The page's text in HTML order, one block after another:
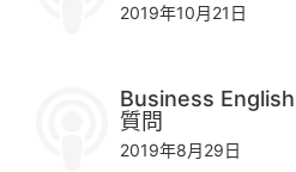
2019年10月21日
Business English
質問
2019年8月29日